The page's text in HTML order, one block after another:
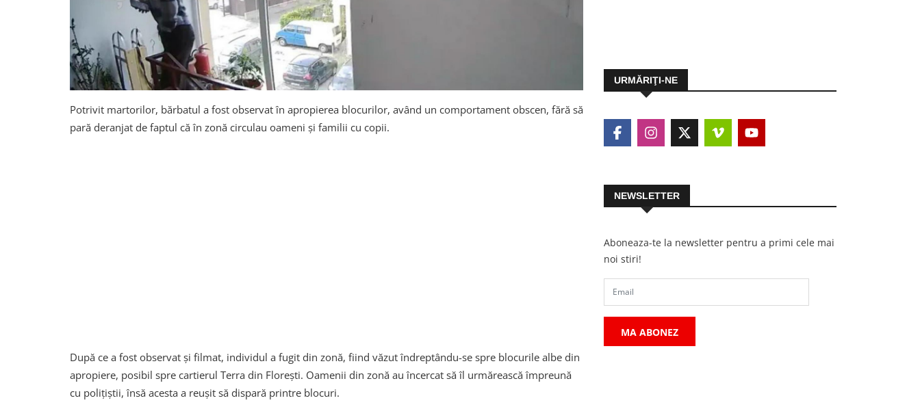
Potrivit martorilor, bărbatul a fost observat în apropierea blocurilor, având un comportament obscen, fără să
pară deranjat de faptul că în zonă circulau oameni și familii cu copii.
După ce a fost observat și filmat, individul a fugit din zonă, fiind văzut îndreptându-se spre blocurile albe din
apropiere, posibil spre cartierul Terra din Florești. Oamenii din zonă au încercat să îl urmărească împreună
cu polițiștii, însă acesta a reușit să dispară printre blocuri.
URMĂRIŢI-NE
NEWSLETTER
Aboneaza-te la newsletter pentru a primi cele mai
noi stiri!
MA ABONEZ